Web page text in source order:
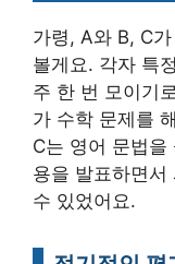
가령, A와 B, C
볼게요. 각자 특
주 한 번 모이기
가 수학 문제를
C는 영어 문법을
용을 발표하면
수 있었어요.